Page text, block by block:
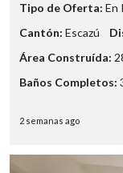
Tipo de Oferta: En
Cantón: Escazú
Área Construída:
Baños Completos:
2 semanas ago